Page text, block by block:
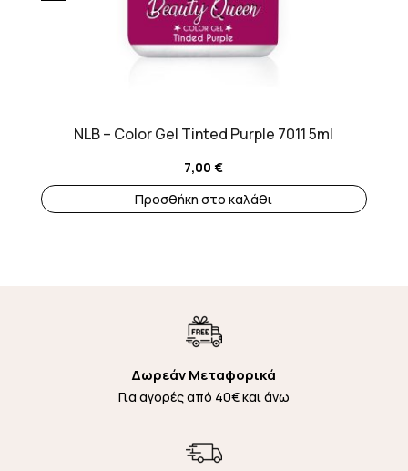
NLB – Color Gel Tinted Purple 7011 5ml
7,00€
Προσθήκη στο καλάθι
Δωρεάν Μεταφορικά
Για αγορές από 40€ και άνω